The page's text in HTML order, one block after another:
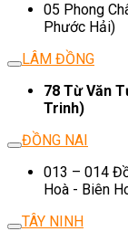
05 Phong
Phước Hải)
LÂM ĐỒNG
78 Từ Văn
Trinh)
ĐỒNG NAI
013 – 014
Hoà - Biên
TÂY NINH